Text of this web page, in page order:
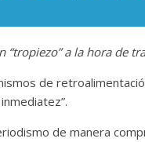
a la hora de
de
de manera
con los
telenovelas
2026 Julio Martínez Molina